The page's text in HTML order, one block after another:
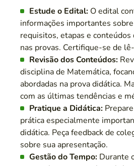
Estude o Edital: O edital
informações importantes
requisitos, etapas e conteúdos
nas provas. Certifique-se de
Revisão dos Conteúdos:
disciplina de Matemática,
abordadas na prova didática.
com as últimas tendências e
Pratique a Didática:
prática especialmente
didática. Peça feedback de
sobre sua apresentação.
Gestão do Tempo: Durante